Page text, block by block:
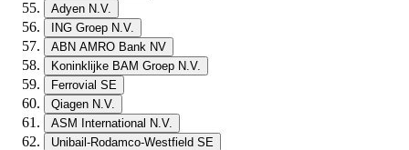
Adyen N.V.
ING Groep N.V.
ABN AMRO Bank NV
Koninklijke BAM Groep N.V.
Ferrovial SE
Qiagen N.V.
ASM International N.V.
Unibail-Rodamco-Westfield SE